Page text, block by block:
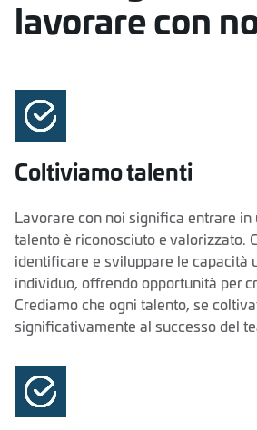
lavorare con
Coltiviamo talenti
Lavorare con noi significa entrare in
talento è riconosciuto e valorizzato.
identificare e sviluppare le capacità
individuo, offrendo opportunità per
Crediamo che ogni talento, se
significativamente al successo del